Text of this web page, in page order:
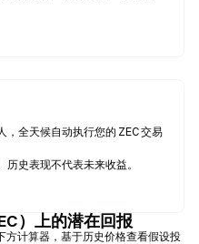
全天候自动执行您的 ZEC 交易
史表现不代表未来收益。
）上的潜在回报
方计算器，基于历史价格查看假设投